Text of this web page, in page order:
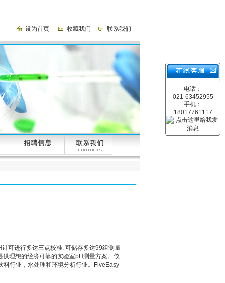
设为首页 收藏我们 联系我们
电话：
021-63452955
手机：
18017761117
可进行多达三点校准, 可储存多达99组测量
理想的经济可靠的实验室pH测量方案。仪
料行业，水处理和环境分析行业。FiveEasy